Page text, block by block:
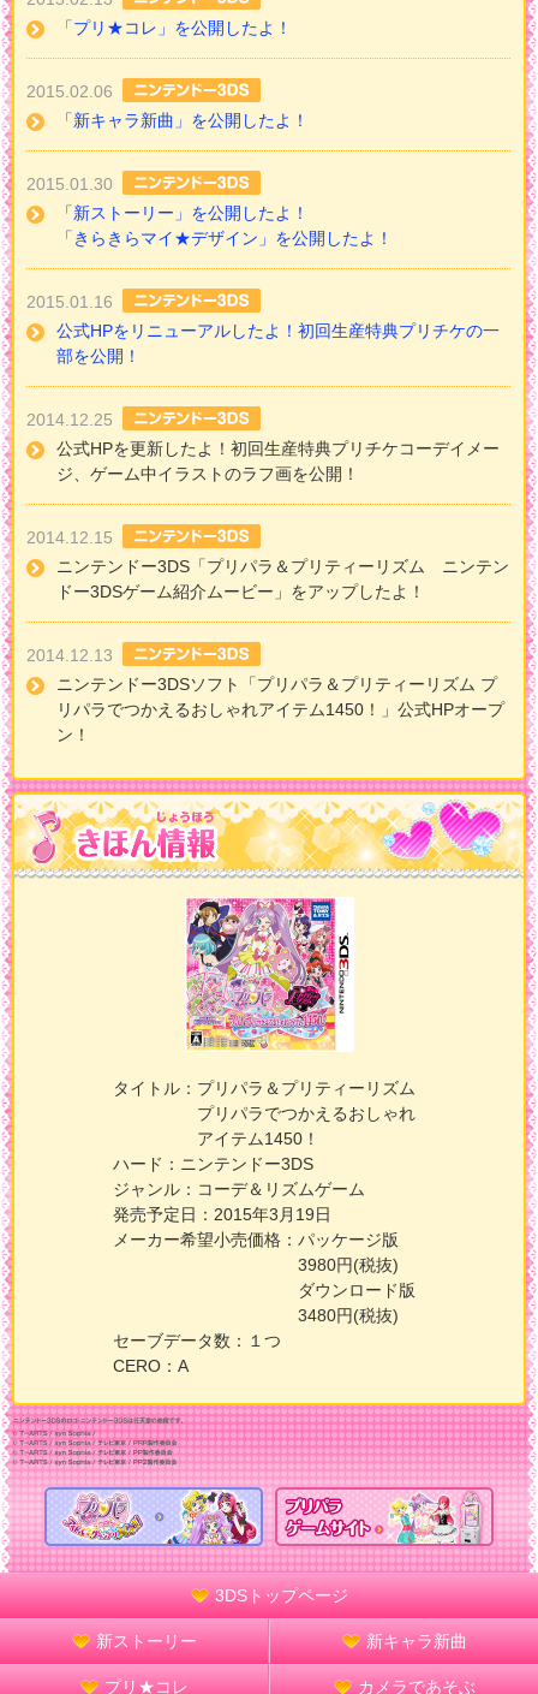
「プリ★コレ」を公開したよ！
2015.02.06
「新キャラ新曲」を公開したよ！
2015.01.30
「新ストーリー」を公開したよ！
「きらきらマイ★デザイン」を公開したよ！
2015.01.16
公式HPをリニューアルしたよ！初回生産特典プリチケの一
部を公開！
2014.12.25
公式HPを更新したよ！初回生産特典プリチケコーデイメー
ジ、ゲーム中イラストのラフ画を公開！
2014.12.15
ニンテンドー3DS「プリパラ＆プリティーリズム ニンテン
ドー3DSゲーム紹介ムービー」をアップしたよ！
2014.12.13
ニンテンドー3DSソフト「プリパラ＆プリティーリズム プ
リパラでつかえるおしゃれアイテム1450！」公式HPオープ
ン！
タイトル： プリパラ＆プリティーリズム
プリパラでつかえるおしゃれ
アイテム1450！
ハード： ニンテンドー3DS
ジャンル： コーデ＆リズムゲーム
発売予定日： 2015年3月19日
メーカー希望小売価格： パッケージ版
3980円(税抜)
ダウンロード版
3480円(税抜)
セーブデータ数 ：１つ
CERO： A
3DSトップページ
新ストーリー 新キャラ新曲
プリ★コレ カメラであそぶ